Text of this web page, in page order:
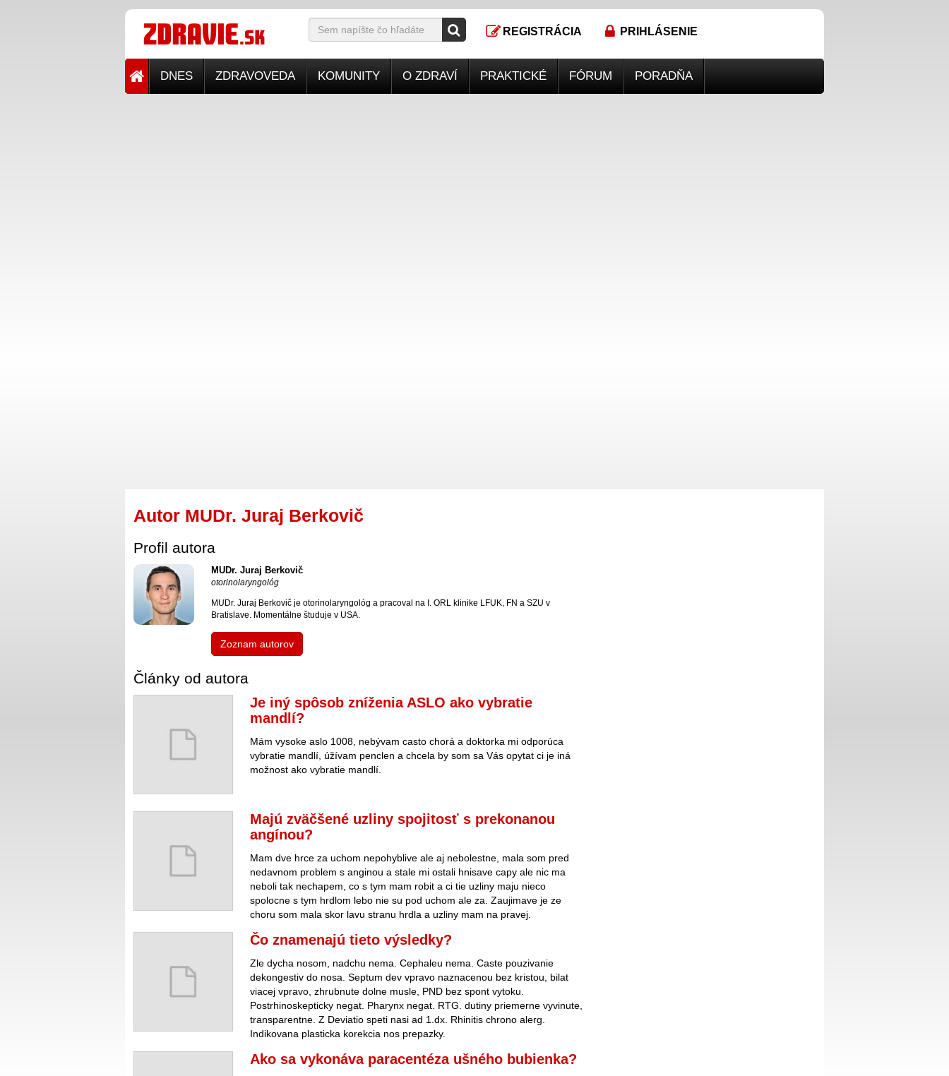
REGISTRÁCIA PRIHLÁSENIE
DNES ZDRAVOVEDA KOMUNITY O ZDRAVÍ PRAKTICKÉ FÓRUM PORADŇA
Autor MUDr. Juraj Berkovič
Profil autora
MUDr. Juraj Berkovič
otorinolaryngológ
MUDr. Juraj Berkovič je otorinolaryngológ a pracoval na I. ORL klinike LFUK, FN a SZU v
Bratislave. Momentálne študuje v USA.
Zoznam autorov
Články od autora
Je iný spôsob zníženia ASLO ako vybratie
mandlí?
Mám vysoke aslo 1008, nebývam casto chorá a doktorka mi odporúca
vybratie mandlí, úžívam penclen a chcela by som sa Vás opytat ci je iná
možnost ako vybratie mandlí.
Majú zväčšené uzliny spojitosť s prekonanou
angínou?
Mam dve hrce za uchom nepohyblive ale aj nebolestne, mala som pred
nedavnom problem s anginou a stale mi ostali hnisave capy ale nic ma
neboli tak nechapem, co s tym mam robit a ci tie uzliny maju nieco
spolocne s tym hrdlom lebo nie su pod uchom ale za. Zaujimave je ze
choru som mala skor lavu stranu hrdla a uzliny mam na pravej.
Čo znamenajú tieto výsledky?
Zle dycha nosom, nadchu nema. Cephaleu nema. Caste pouzivanie
dekongestiv do nosa. Septum dev vpravo naznacenou bez kristou, bilat
viacej vpravo, zhrubnute dolne musle, PND bez spont vytoku.
Postrhinoskepticky negat. Pharynx negat. RTG. dutiny priemerne vyvinute,
transparentne. Z Deviatio speti nasi ad 1.dx. Rhinitis chrono alerg.
Indikovana plasticka korekcia nos prepazky.
Ako sa vykonáva paracentéza ušného bubienka?